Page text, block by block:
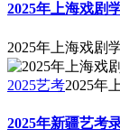
2025年上海戏剧
2025年上海戏剧
2025艺考2025年
2025年新疆艺考